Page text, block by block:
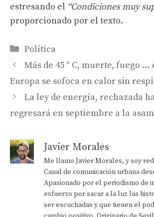
estresando el “Condiciones muy
proporcionado por el texto.
Categorías
Política
Más de 45 ° C, muerte, fuego …
Europa se sofoca en calor sin
La ley de energía, rechazada
regresará en septiembre a la
Javier Morales
Me llamo Javier Morales, y soy
Canal de comunicación urbana
Apasionado por el periodismo de
esfuerzo por sacar a la luz las
ser escuchadas y que tienen el